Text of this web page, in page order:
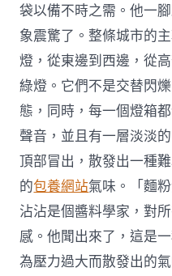
袋以備不時之需。他一
象震驚了。整條城市的
燈，從東邊到西邊，從
綠燈。它們不是交替閃
態，同時，每一個燈箱
聲音，並且有一層淡淡
頂部冒出，散發出一種
的包養網站氣味。「麵
沾沾是個醬料學家，對
感。他聞出來了，這是
為壓力過大而散發出的